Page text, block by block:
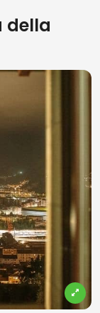
della